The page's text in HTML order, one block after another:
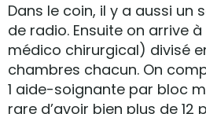
Dans le coin, il y a aussi un
de radio. Ensuite on arrive à
médico chirurgical) divisé
chambres chacun. On
1 aide-soignante par bloc
rare d’avoir bien plus de 12